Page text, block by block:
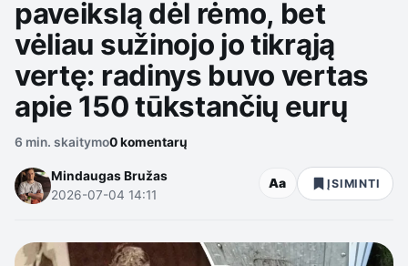
paveikslą dėl rėmo, bet
vėliau sužinojo jo tikrąją
vertę: radinys buvo vertas
apie 150 tūkstančių eurų
6 min. skaitymo0 komentarų
Mindaugas Bružas
2026-07-04 14:11
Aa ĮSIMINTI